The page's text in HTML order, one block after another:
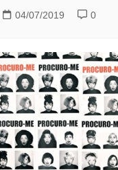
04/07/2019 0